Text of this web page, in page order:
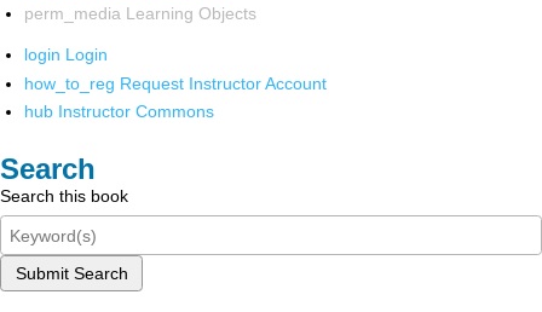
perm_media Learning Objects
login Login
how_to_reg Request Instructor Account
hub Instructor Commons
Search
Search this book
Submit Search